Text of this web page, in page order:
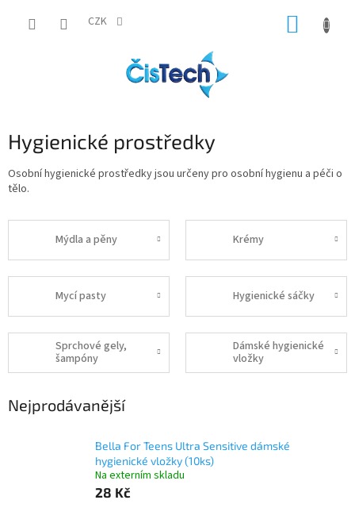
CZK
Hygienické prostředky
Osobní hygienické prostředky jsou určeny pro osobní hygienu a péči o
tělo.
Mýdla a pěny Krémy
Mycí pasty Hygienické sáčky
Sprchové gely,
šampóny
Dámské hygienické
vložky
Nejprodávanější
Bella For Teens Ultra Sensitive dámské
hygienické vložky (10ks)
Na externím skladu
28 Kč